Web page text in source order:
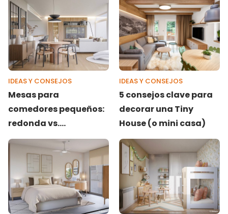
IDEAS Y CONSEJOS
Mesas para
comedores pequeños:
redonda vs.
rectangular
IDEAS Y CONSEJOS
5 consejos clave para
decorar una Tiny
House (o mini casa)